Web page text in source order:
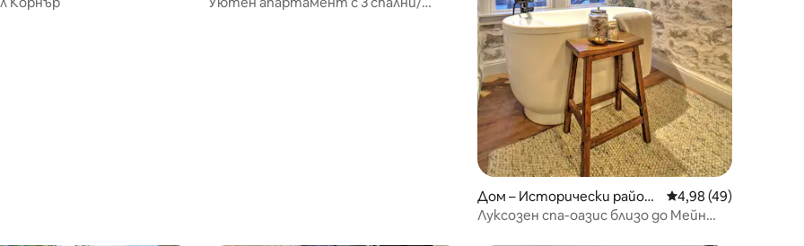
Дом – Исторически район
Свети Шарл
Средна оценка:
4,98 (49)
Луксозен спа-оазис близо до Мейн